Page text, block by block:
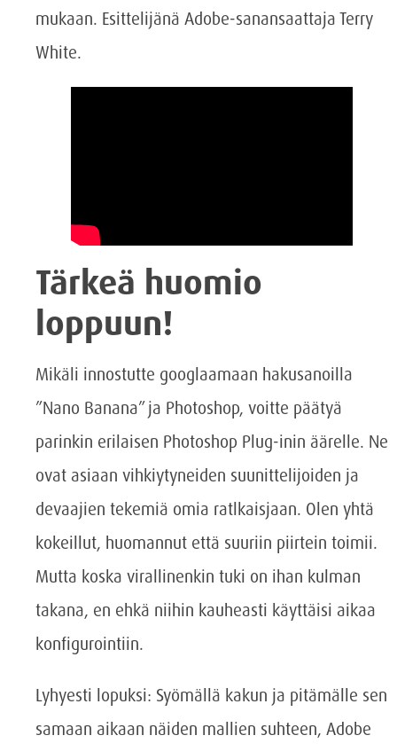
mukaan. Esittelijänä Adobe-sanansaattaja Terry
White.
Tärkeä huomio
loppuun!
Mikäli innostutte googlaamaan hakusanoilla
”Nano Banana” ja Photoshop, voitte päätyä
parinkin erilaisen Photoshop Plug-inin äärelle. Ne
ovat asiaan vihkiytyneiden suunittelijoiden ja
devaajien tekemiä omia ratlkaisjaan. Olen yhtä
kokeillut, huomannut että suuriin piirtein toimii.
Mutta koska virallinenkin tuki on ihan kulman
takana, en ehkä niihin kauheasti käyttäisi aikaa
konfigurointiin.
Lyhyesti lopuksi: Syömällä kakun ja pitämälle sen
samaan aikaan näiden mallien suhteen, Adobe